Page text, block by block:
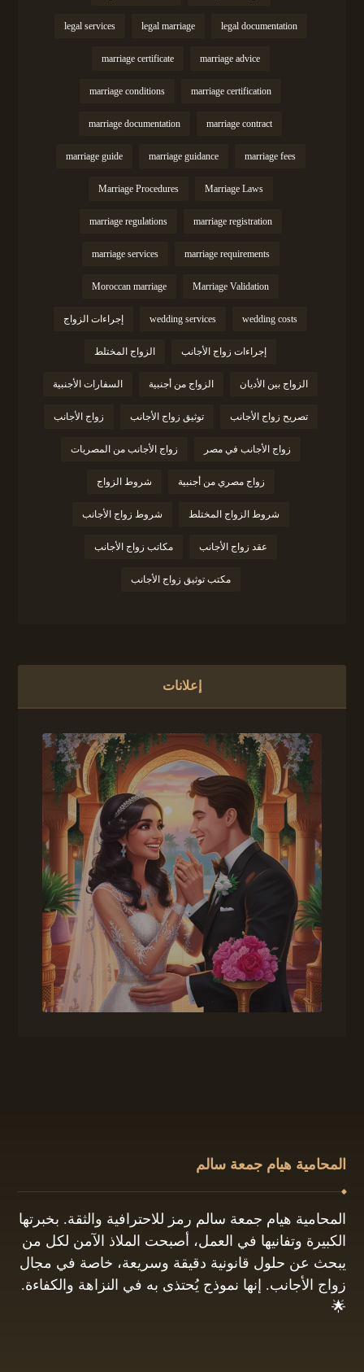
legal documentation
legal marriage
legal services
marriage advice
marriage certificate
marriage certification
marriage conditions
marriage contract
marriage documentation
marriage fees
marriage guidance
marriage guide
Marriage Laws
Marriage Procedures
marriage registration
marriage regulations
marriage requirements
marriage services
Marriage Validation
Moroccan marriage
wedding costs
wedding services إجراءات الزواج
إجراءات زواج الأجانب الزواج المختلط
الزواج بين الأديان الزواج من أجنبية السفارات الأجنبية
تصريح زواج الأجانب توثيق زواج الأجانب زواج الأجانب
زواج الأجانب في مصر زواج الأجانب من المصريات
زواج مصري من أجنبية شروط الزواج
شروط الزواج المختلط شروط زواج الأجانب
عقد زواج الأجانب مكاتب زواج الأجانب
مكتب توثيق زواج الأجانب
إعلانات
المحامية هيام جمعة سالم
المحامية هيام جمعة سالم رمز للاحترافية والثقة. بخبرتها
الكبيرة وتفانيها في العمل، أصبحت الملاذ الآمن لكل من
يبحث عن حلول قانونية دقيقة وسريعة، خاصة في مجال
زواج الأجانب. إنها نموذج يُحتذى به في النزاهة والكفاءة.
🌟